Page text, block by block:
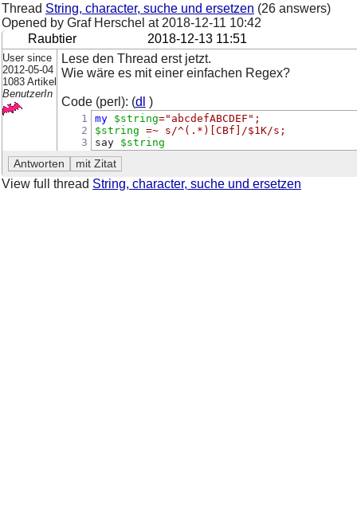
Thread String, character, suche und ersetzen (26 answers)
Opened by Graf Herschel at 2018-12-11 10:42
Raubtier
2018-12-13 11:51
User since
2012-05-04
1083 Artikel
BenutzerIn
Lese den Thread erst jetzt.
Wie wäre es mit einer einfachen Regex?
Code (perl): (dl )
1
2
3
my $string="abcdefABCDEF" ;
$string =~ s/^(.*)[CBf]/$1K/s ;
say $string
View full thread String, character, suche und ersetzen